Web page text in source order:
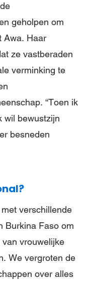
geholpen om
Awa. Haar
ze vastberaden
verminking te
“Toen ik
wil bewustzijn
besneden
verschillende
Burkina Faso om
vrouwelijke
We vergroten de
over alles